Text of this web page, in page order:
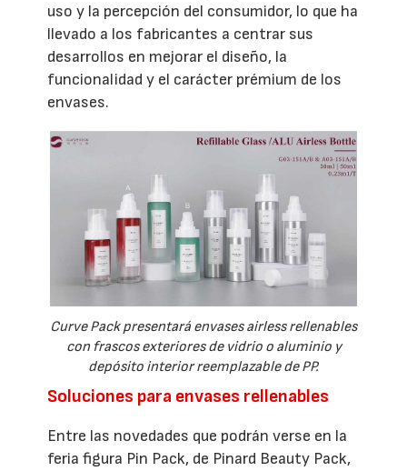
uso y la percepción del consumidor, lo que ha
llevado a los fabricantes a centrar sus
desarrollos en mejorar el diseño, la
funcionalidad y el carácter prémium de los
envases.
Curve Pack presentará envases airless rellenables
con frascos exteriores de vidrio o aluminio y
depósito interior reemplazable de PP.
Soluciones para envases rellenables
Entre las novedades que podrán verse en la
feria figura Pin Pack, de Pinard Beauty Pack,